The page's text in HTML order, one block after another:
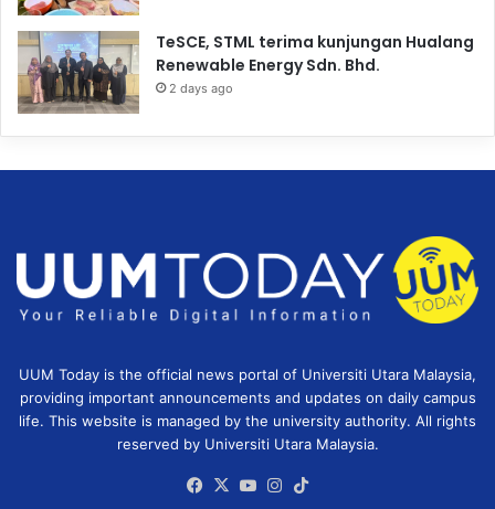
TeSCE, STML terima kunjungan Hualang
Renewable Energy Sdn. Bhd.
2 days ago
UUM Today is the official news portal of Universiti Utara Malaysia,
providing important announcements and updates on daily campus
life. This website is managed by the university authority. All rights
reserved by Universiti Utara Malaysia.
Facebook
X YouTubeInstagram